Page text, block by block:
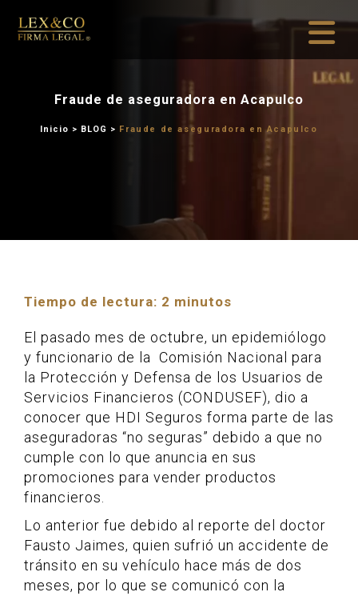
Fraude de
BLOG> Fraude de
Tiempo de lectura: 2 minutos
El pasado mes de octubre, un epidemiólogo
y funcionario de la Comisión Nacional para
la Protección y Defensa de los Usuarios de
Servicios Financieros (CONDUSEF), dio a
conocer que HDI Seguros forma parte de las
aseguradoras “no seguras” debido a que no
cumple con lo que anuncia en sus
promociones para vender productos
financieros.
Lo anterior fue debido al reporte del doctor
Fausto Jaimes, quien sufrió un accidente de
tránsito en su vehículo hace más de dos
meses, por lo que se comunicó con la